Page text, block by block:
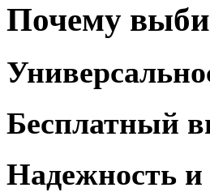
Почему
Бесплатный
Надежность и